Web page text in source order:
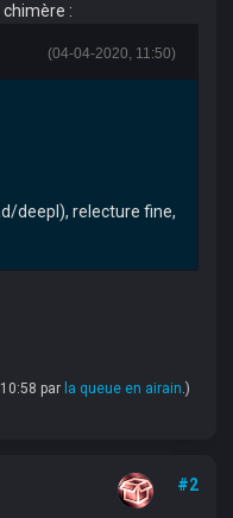
:
(04-04-2020, 11:50)
deepl), relecture fine,
par la queue en airain.)
#2